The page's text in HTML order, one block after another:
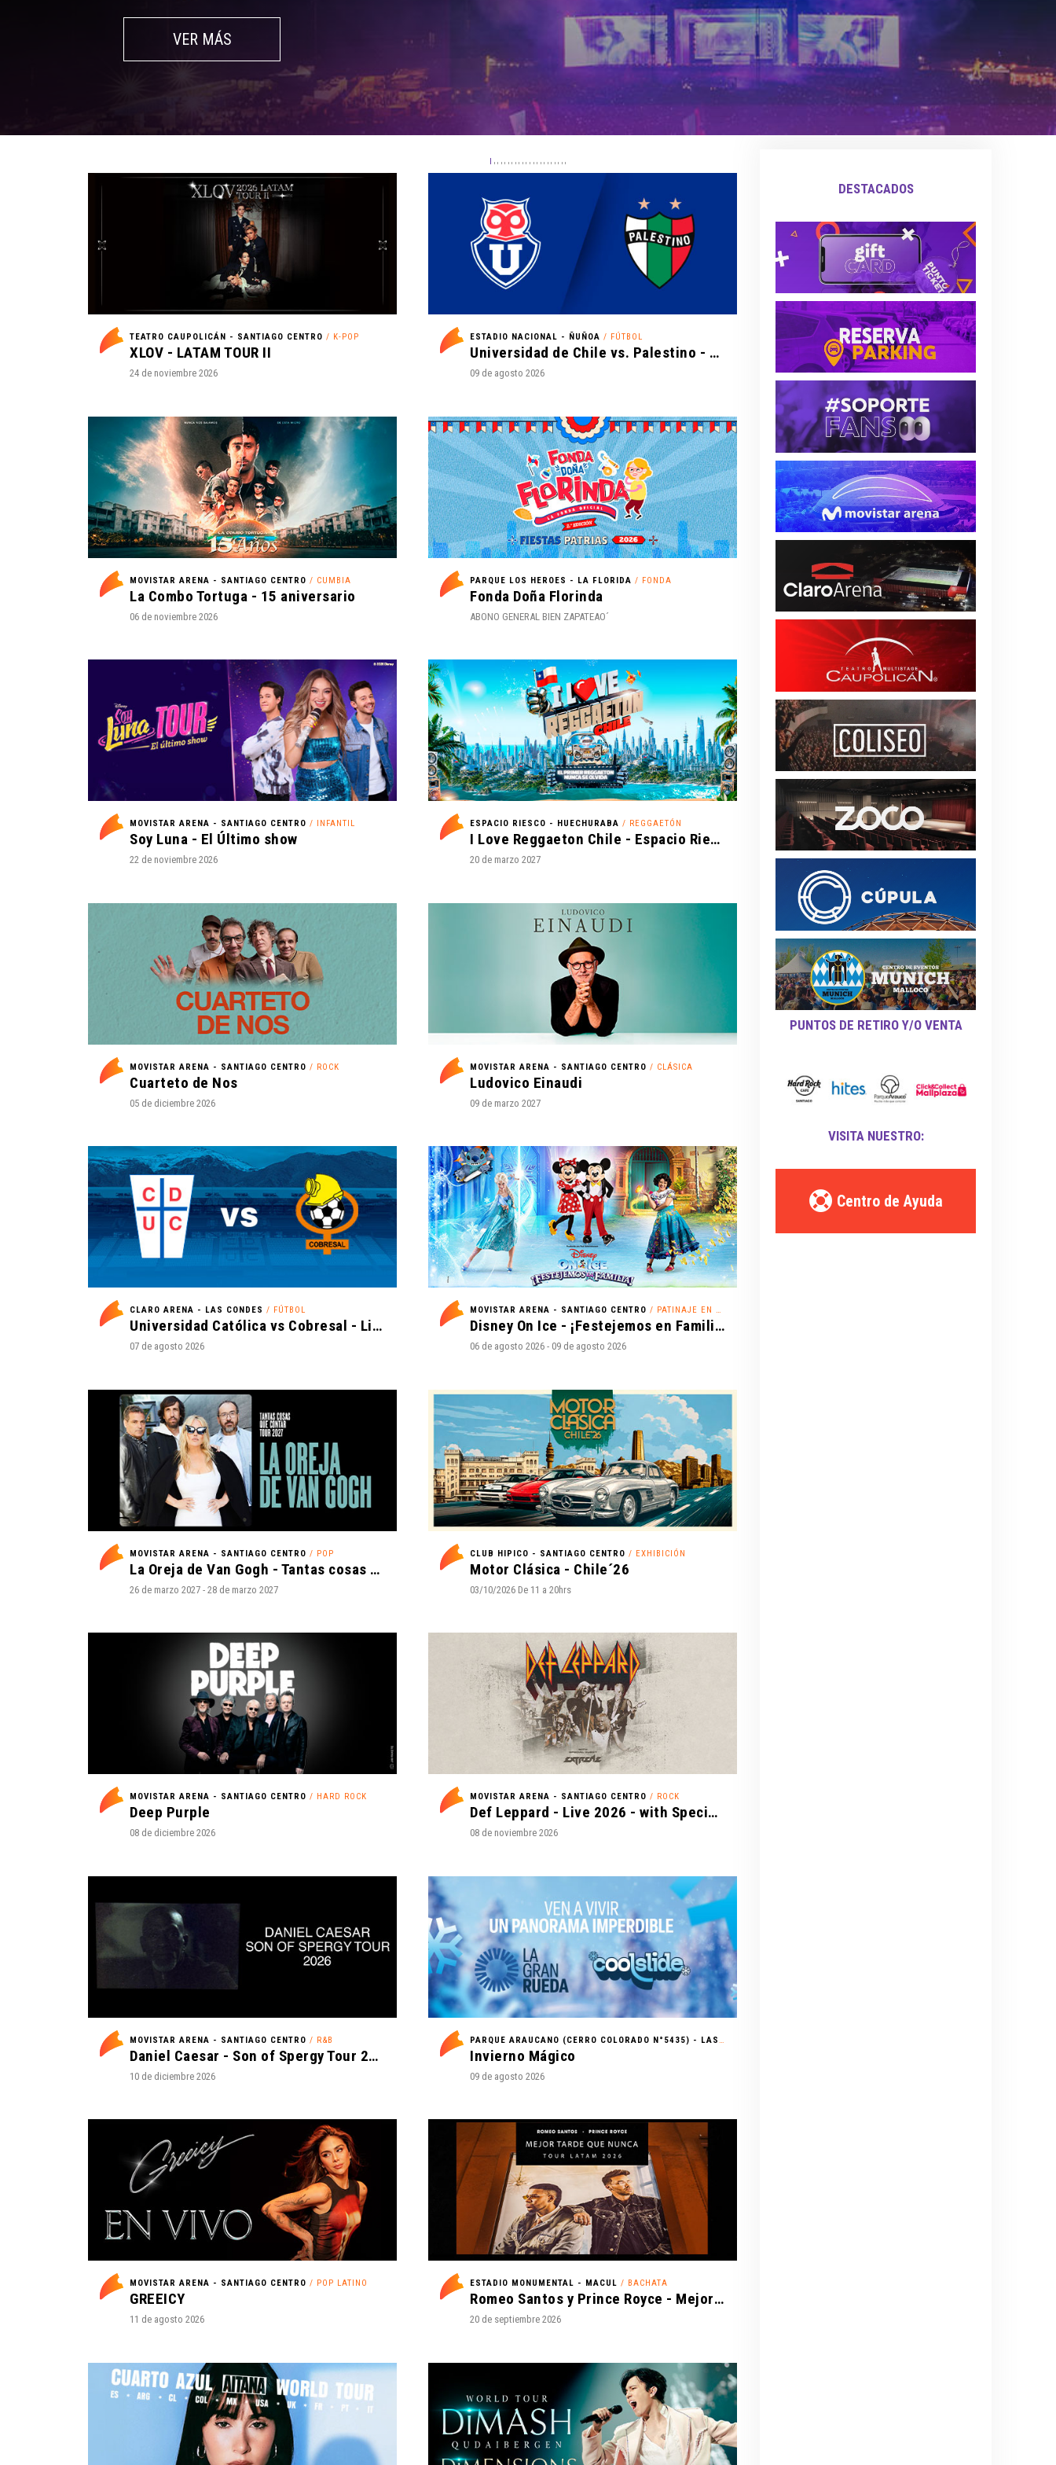
VER MÁS
TEATRO CAUPOLICÁN - SANTIAGO CENTRO / K-POP
XLOV - LATAM TOUR II
24 de noviembre 2026
ESTADIO NACIONAL - ÑUÑOA / FÚTBOL
Universidad de Chile vs. Palestino - Liga de Primera Mercado Libre - Fecha 18
09 de agosto 2026
MOVISTAR ARENA - SANTIAGO CENTRO / CUMBIA
La Combo Tortuga - 15 aniversario
06 de noviembre 2026
PARQUE LOS HEROES - LA FLORIDA / FONDA
Fonda Doña Florinda
ABONO GENERAL BIEN ZAPATEAO´
MOVISTAR ARENA - SANTIAGO CENTRO / INFANTIL
Soy Luna - El Último show
22 de noviembre 2026
ESPACIO RIESCO - HUECHURABA / REGGAETÓN
I Love Reggaeton Chile - Espacio Riesco 2027
20 de marzo 2027
MOVISTAR ARENA - SANTIAGO CENTRO / ROCK
Cuarteto de Nos
05 de diciembre 2026
MOVISTAR ARENA - SANTIAGO CENTRO / CLÁSICA
Ludovico Einaudi
09 de marzo 2027
CLARO ARENA - LAS CONDES / FÚTBOL
Universidad Católica vs Cobresal - Liga de Primera Mercado Libre - Fecha 18
07 de agosto 2026
MOVISTAR ARENA - SANTIAGO CENTRO / PATINAJE EN HIELO
Disney On Ice - ¡Festejemos en Familia!
06 de agosto 2026 - 09 de agosto 2026
MOVISTAR ARENA - SANTIAGO CENTRO / POP
La Oreja de Van Gogh - Tantas cosas que contar Tour 2027
26 de marzo 2027 - 28 de marzo 2027
CLUB HIPICO - SANTIAGO CENTRO / EXHIBICIÓN
Motor Clásica - Chile´26
03/10/2026 De 11 a 20hrs
MOVISTAR ARENA - SANTIAGO CENTRO / HARD ROCK
Deep Purple
08 de diciembre 2026
MOVISTAR ARENA - SANTIAGO CENTRO / ROCK
Def Leppard - Live 2026 - with Special Guest Extreme
08 de noviembre 2026
MOVISTAR ARENA - SANTIAGO CENTRO / R&B
Daniel Caesar - Son of Spergy Tour 2026
10 de diciembre 2026
Invierno Mágico
09 de agosto 2026
MOVISTAR ARENA - SANTIAGO CENTRO / POP LATINO
GREEICY
11 de agosto 2026
ESTADIO MONUMENTAL - MACUL / BACHATA
Romeo Santos y Prince Royce - Mejor Tarde que Nunca
20 de septiembre 2026
DESTACADOS
PUNTOS DE RETIRO Y/O VENTA
VISITA NUESTRO:
Centro de Ayuda